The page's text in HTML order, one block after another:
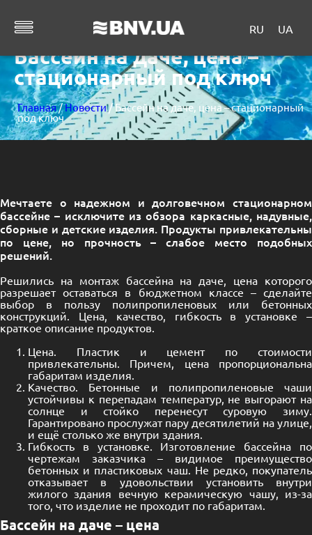
RU UA
Бассейн на даче, цена –
стационарный под ключ
Главная/Новости/ Бассейн на даче, цена – стационарный
под ключ
Мечтаете о надежном и долговечном стационарном
бассейне – исключите из обзора каркасные, надувные,
сборные и детские изделия. Продукты привлекательны
по цене, но прочность – слабое место подобных
решений.
Решились на монтаж бассейна на даче, цена которого
разрешает оставаться в бюджетном классе – сделайте
выбор в пользу полипропиленовых или бетонных
конструкций. Цена, качество, гибкость в установке –
краткое описание продуктов.
Цена. Пластик и цемент по стоимости
привлекательны. Причем, цена пропорциональна
габаритам изделия.
Качество. Бетонные и полипропиленовые чаши
устойчивы к перепадам температур, не выгорают на
солнце и стойко перенесут суровую зиму.
Гарантировано прослужат пару десятилетий на улице,
и ещё столько же внутри здания.
Гибкость в установке. Изготовление бассейна по
чертежам заказчика – видимое преимущество
бетонных и пластиковых чаш. Не редко, покупатель
отказывает в удовольствии установить внутри
жилого здания вечную керамическую чашу, из-за
того, что изделие не проходит по габаритам.
Бассейн на даче – цена